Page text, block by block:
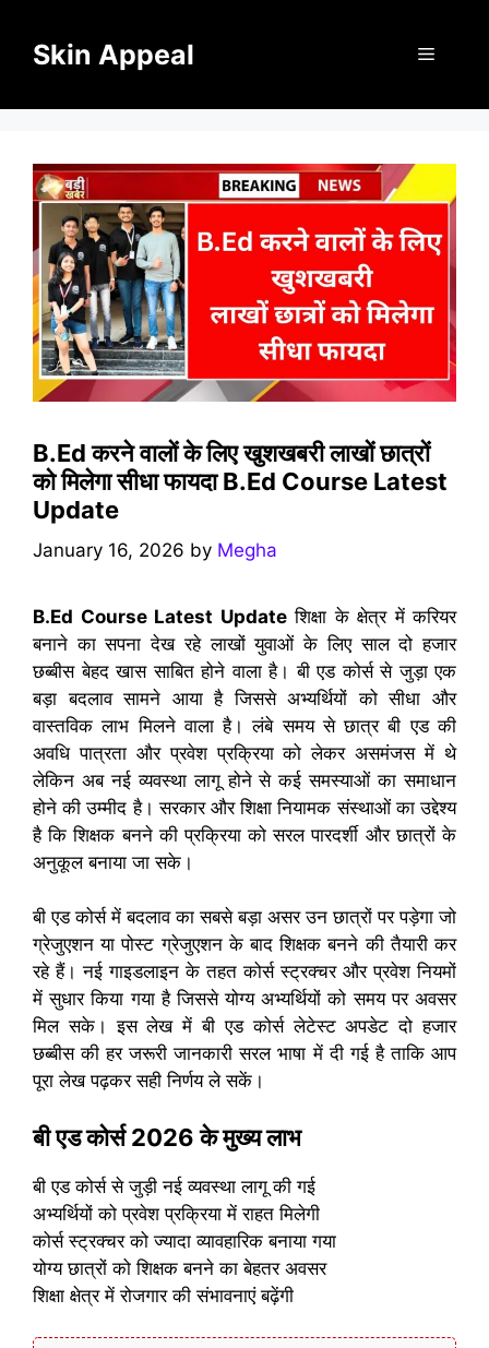
contentSkin Appeal Menu
B.Ed करने वालों के लिए खुशखबरी लाखों छात्रों
को मिलेगा सीधा फायदा B.Ed Course Latest
Update
January 16, 2026 by Megha
B.Ed Course Latest Updateशिक्षा के क्षेत्र में करियर
बनाने का सपना देख रहे लाखों युवाओं के लिए साल दो हजार
छब्बीस बेहद खास साबित होने वाला है। बी एड कोर्स से जुड़ा एक
बड़ा बदलाव सामने आया है जिससे अभ्यर्थियों को सीधा और
वास्तविक लाभ मिलने वाला है। लंबे समय से छात्र बी एड की
अवधि पात्रता और प्रवेश प्रक्रिया को लेकर असमंजस में थे
लेकिन अब नई व्यवस्था लागू होने से कई समस्याओं का समाधान
होने की उम्मीद है। सरकार और शिक्षा नियामक संस्थाओं का उद्देश्य
है कि शिक्षक बनने की प्रक्रिया को सरल पारदर्शी और छात्रों के
अनुकूल बनाया जा सके।
बी एड कोर्स में बदलाव का सबसे बड़ा असर उन छात्रों पर पड़ेगा जो
ग्रेजुएशन या पोस्ट ग्रेजुएशन के बाद शिक्षक बनने की तैयारी कर
रहे हैं। नई गाइडलाइन के तहत कोर्स स्ट्रक्चर और प्रवेश नियमों
में सुधार किया गया है जिससे योग्य अभ्यर्थियों को समय पर अवसर
मिल सके। इस लेख में बी एड कोर्स लेटेस्ट अपडेट दो हजार
छब्बीस की हर जरूरी जानकारी सरल भाषा में दी गई है ताकि आप
पूरा लेख पढ़कर सही निर्णय ले सकें।
बी एड कोर्स 2026 के मुख्य लाभ
बी एड कोर्स से जुड़ी नई व्यवस्था लागू की गई
अभ्यर्थियों को प्रवेश प्रक्रिया में राहत मिलेगी
कोर्स स्ट्रक्चर को ज्यादा व्यावहारिक बनाया गया
योग्य छात्रों को शिक्षक बनने का बेहतर अवसर
शिक्षा क्षेत्र में रोजगार की संभावनाएं बढ़ेंगी